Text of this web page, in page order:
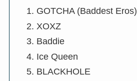
GOTCHA (Baddest Eros)
XOXZ
Baddie
Ice Queen
BLACKHOLE